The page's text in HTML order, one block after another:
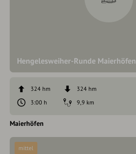
Hengelesweiher-Runde Maierhöfen
324 hm
324 hm
3:00 h
9,9 km
Maierhöfen
mittel